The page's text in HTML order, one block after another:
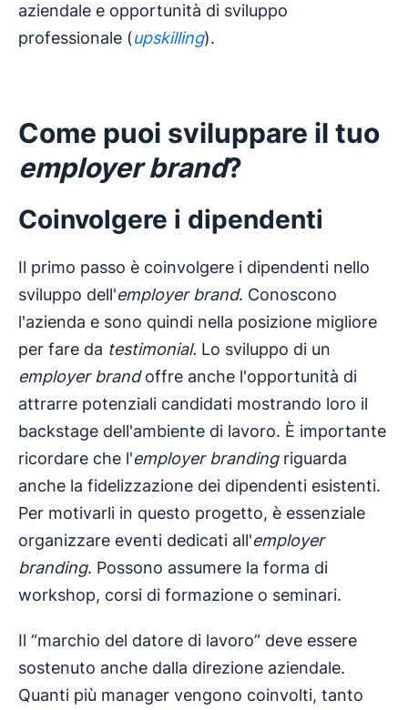
aziendale e opportunità di sviluppo
professionale (upskilling).
Come puoi sviluppare il tuo
employer brand?
Coinvolgere i dipendenti
Il primo passo è coinvolgere i dipendenti nello
sviluppo dell'employer brand. Conoscono
l'azienda e sono quindi nella posizione migliore
per fare da testimonial. Lo sviluppo di un
employer brandoffre anche l'opportunità di
attrarre potenziali candidati mostrando loro il
backstage dell'ambiente di lavoro. È importante
ricordare che l'employer brandingriguarda
anche la fidelizzazione dei dipendenti esistenti.
Per motivarli in questo progetto, è essenziale
organizzare eventi dedicati all'employer
branding. Possono assumere la forma di
workshop, corsi di formazione o seminari.
Il “marchio del datore di lavoro” deve essere
sostenuto anche dalla direzione aziendale.
Quanti più manager vengono coinvolti, tanto